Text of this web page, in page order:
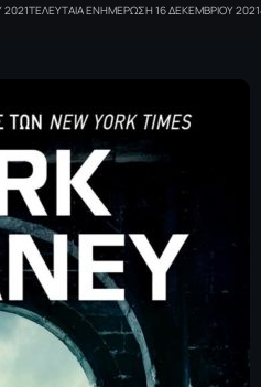
ΤΕΛΕΥΤΑΙΑ ΕΝΗΜΕΡΩΣΗ 16 ΔΕΚΕΜΒΡΙΟΥ 2021